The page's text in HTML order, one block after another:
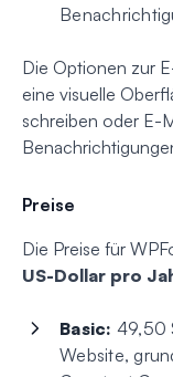
Die Optionen zur
eine visuelle
schreiben oder E-
Preise
Die Preise für
US-Dollar pro
Basic: 49,50
Website,